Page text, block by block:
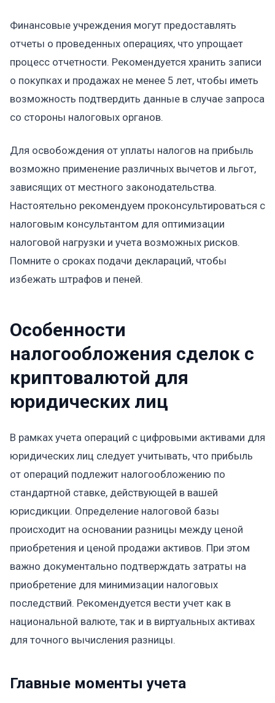
Финансовые учреждения могут предоставлять
отчеты о проведенных операциях, что упрощает
процесс отчетности. Рекомендуется хранить записи
о покупках и продажах не менее 5 лет, чтобы иметь
возможность подтвердить данные в случае запроса
со стороны налоговых органов.
Для освобождения от уплаты налогов на прибыль
возможно применение различных вычетов и льгот,
зависящих от местного законодательства.
Настоятельно рекомендуем проконсультироваться с
налоговым консультантом для оптимизации
налоговой нагрузки и учета возможных рисков.
Помните о сроках подачи деклараций, чтобы
избежать штрафов и пеней.
Особенности
налогообложения сделок с
криптовалютой для
юридических лиц
В рамках учета операций с цифровыми активами для
юридических лиц следует учитывать, что прибыль
от операций подлежит налогообложению по
стандартной ставке, действующей в вашей
юрисдикции. Определение налоговой базы
происходит на основании разницы между ценой
приобретения и ценой продажи активов. При этом
важно документально подтверждать затраты на
приобретение для минимизации налоговых
последствий. Рекомендуется вести учет как в
национальной валюте, так и в виртуальных активах
для точного вычисления разницы.
Главные моменты учета